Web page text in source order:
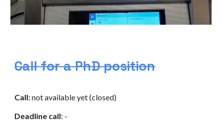
Call for a PhD position
Call:not available yet(closed)
Deadline call: -